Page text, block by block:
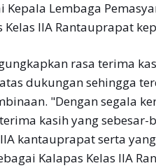
Lembaga
Kelas IIA Rantauprapat
rasa terima
dukungan sehingga
"Dengan segala
kasih yang
kantauprapat serta
Kalapas Kelas IIA